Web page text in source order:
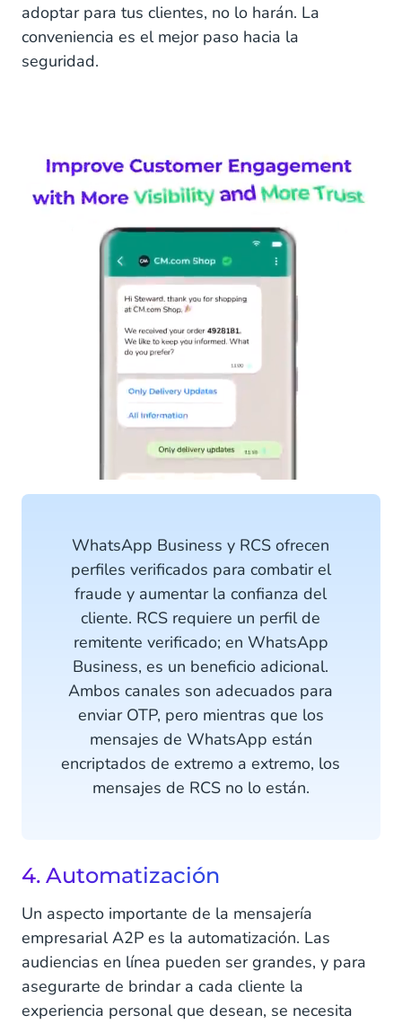
adoptar para tus clientes, no lo harán. La
conveniencia es el mejor paso hacia la
seguridad.
WhatsApp Business y RCS ofrecen
perfiles verificados para combatir el
fraude y aumentar la confianza del
cliente. RCS requiere un perfil de
remitente verificado; en WhatsApp
Business, es un beneficio adicional.
Ambos canales son adecuados para
enviar OTP, pero mientras que los
mensajes de WhatsApp están
encriptados de extremo a extremo, los
mensajes de RCS no lo están.
4. Automatización
Un aspecto importante de la mensajería
empresarial A2P es la automatización. Las
audiencias en línea pueden ser grandes, y para
asegurarte de brindar a cada cliente la
experiencia personal que desean, se necesita